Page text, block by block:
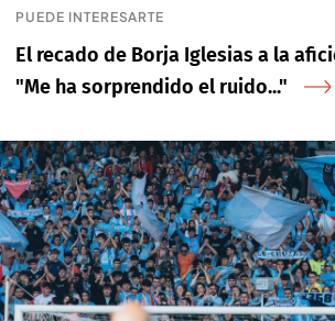
PUEDE INTERESARTE
El recado de Borja Iglesias a la
"Me ha sorprendido el ruido..."